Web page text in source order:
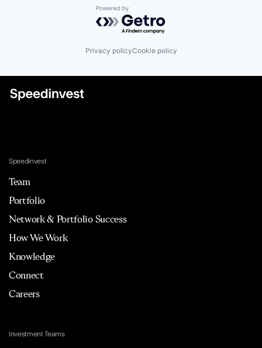
Powered by Getro.com
Privacy policyCookie policy
Speedinvest
Team
Portfolio
Network & Portfolio Success
How We Work
Knowledge
Connect
Careers
Investment Teams